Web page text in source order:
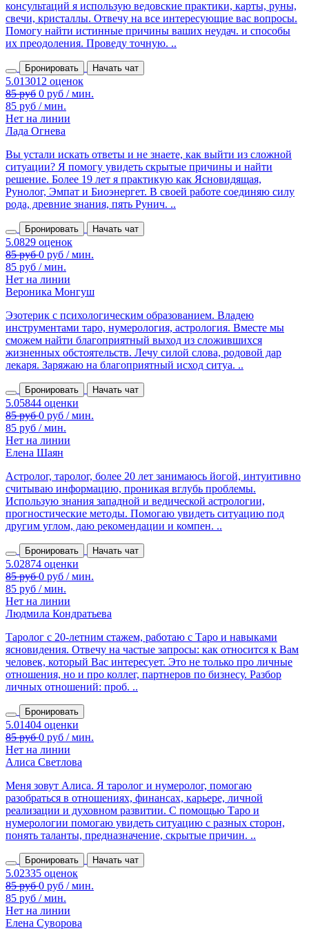
консультаций я использую ведовские практики, карты, руны,
свечи, кристаллы. Отвечу на все интересующие вас вопросы.
Помогу найти истинные причины ваших неудач. и способы
их преодоления. Проведу точную. ..
Бронировать Начать чат
85 руб 0 руб / мин.
85 руб / мин.
Нет на линии
Лада Огнева
Вы устали искать ответы и не знаете, как выйти из сложной
ситуации? Я помогу увидеть скрытые причины и найти
решение. Более 19 лет я практикую как Ясновидящая,
Рунолог, Эмпат и Биоэнергет. В своей работе соединяю силу
рода, древние знания, пять Рунич. ..
Бронировать Начать чат
85 руб / мин.
Нет на линии
Вероника Монгуш
Эзотерик с психологическим образованием. Владею
инструментами таро, нумерология, астрология. Вместе мы
сможем найти благоприятный выход из сложившихся
жизненных обстоятельств. Лечу силой слова, родовой дар
лекаря. Заряжаю на благоприятный исход ситуа. ..
Бронировать Начать чат
85 руб / мин.
Нет на линии
Елена Шаян
Астролог, таролог, более 20 лет занимаюсь йогой, интуитивно
считываю информацию, проникая вглубь проблемы.
Использую знания западной и ведической астрологии,
прогностические методы. Помогаю увидеть ситуацию под
другим углом, даю рекомендации и компен. ..
Бронировать Начать чат
85 руб / мин.
Нет на линии
Людмила Кондратьева
Таролог с 20‑летним стажем, работаю с Таро и навыками
ясновидения. Отвечу на частые запросы: как относится к Вам
человек, который Вас интересует. Это не только про личные
отношения, но и про коллег, партнеров по бизнесу. Разбор
личных отношений: проб. ..
Бронировать
Нет на линии
Алиса Светлова
Меня зовут Алиса. Я таролог и нумеролог, помогаю
разобраться в отношениях, финансах, карьере, личной
реализации и духовном развитии. С помощью Таро и
нумерологии помогаю увидеть ситуацию с разных сторон,
понять таланты, предназначение, скрытые причин. ..
Бронировать Начать чат
85 руб / мин.
Нет на линии
Елена Суворова